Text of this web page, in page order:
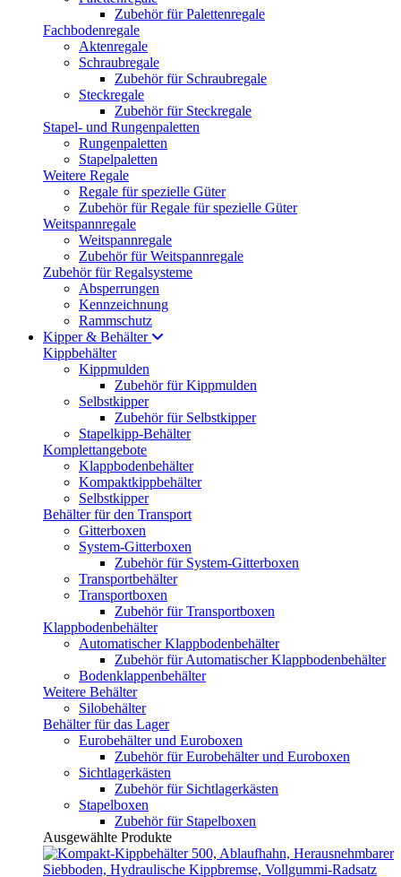
Zubehör für Palettenregale
Fachbodenregale
Aktenregale
Schraubregale
Zubehör für Schraubregale
Steckregale
Zubehör für Steckregale
Stapel- und Rungenpaletten
Rungenpaletten
Stapelpaletten
Weitere Regale
Regale für spezielle Güter
Zubehör für Regale für spezielle Güter
Weitspannregale
Weitspannregale
Zubehör für Weitspannregale
Zubehör für Regalsysteme
Absperrungen
Kennzeichnung
Rammschutz
Kipper & Behälter
Kippbehälter
Kippmulden
Zubehör für Kippmulden
Selbstkipper
Zubehör für Selbstkipper
Stapelkipp-Behälter
Komplettangebote
Klappbodenbehälter
Kompaktkippbehälter
Selbstkipper
Behälter für den Transport
Gitterboxen
System-Gitterboxen
Zubehör für System-Gitterboxen
Transportbehälter
Transportboxen
Zubehör für Transportboxen
Klappbodenbehälter
Automatischer Klappbodenbehälter
Zubehör für Automatischer Klappbodenbehälter
Bodenklappenbehälter
Weitere Behälter
Silobehälter
Behälter für das Lager
Eurobehälter und Euroboxen
Zubehör für Eurobehälter und Euroboxen
Sichtlagerkästen
Zubehör für Sichtlagerkästen
Stapelboxen
Zubehör für Stapelboxen
Ausgewählte Produkte